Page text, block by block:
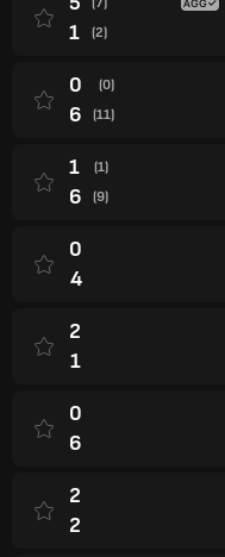
(2)
1
(0)
0
(11)
6
(1)
1
(9)
6
0
4
2
1
0
6
2
2